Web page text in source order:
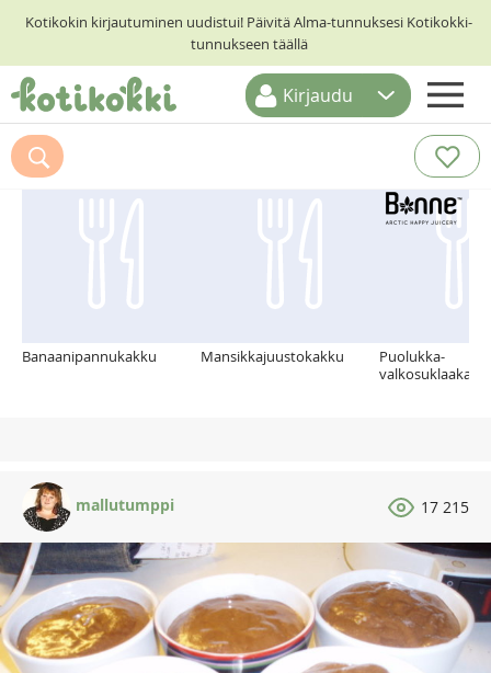
Kotikokin kirjautuminen uudistui! Päivitä Alma-tunnuksesi Kotikokki-
tunnukseen täällä
ETUSIVU
RESEPTIHAKU
Kirjaudu
Suosittelemme myös
Banaanipannukakku Mansikkajuustokakku
Puolukka-
mallutumppi 17 215